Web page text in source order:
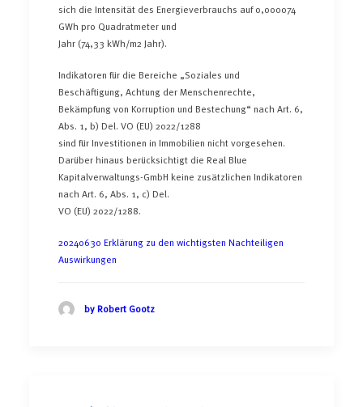
sich die Intensität des Energieverbrauchs auf 0,000074
GWh pro Quadratmeter und
Jahr (74,33 kWh/m2 Jahr).
Indikatoren für die Bereiche „Soziales und
Beschäftigung, Achtung der Menschenrechte,
Bekämpfung von Korruption und Bestechung“ nach Art. 6,
Abs. 1, b) Del. VO (EU) 2022/1288
sind für Investitionen in Immobilien nicht vorgesehen.
Darüber hinaus berücksichtigt die Real Blue
Kapitalverwaltungs-GmbH keine zusätzlichen Indikatoren
nach Art. 6, Abs. 1, c) Del.
VO (EU) 2022/1288.
20240630 Erklärung zu den wichtigsten Nachteiligen
Auswirkungen
by Robert Gootz